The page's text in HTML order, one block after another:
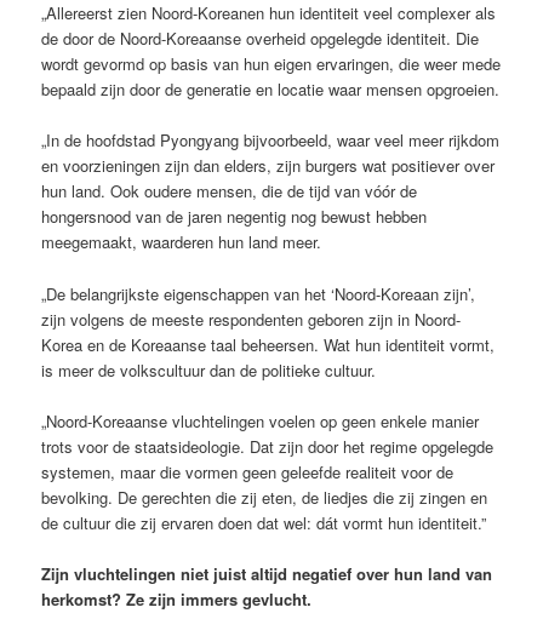
„Allereerst zien Noord-Koreanen hun identiteit veel complexer als
de door de Noord-Koreaanse overheid opgelegde identiteit. Die
wordt gevormd op basis van hun eigen ervaringen, die weer mede
bepaald zijn door de generatie en locatie waar mensen opgroeien.
„In de hoofdstad Pyongyang bijvoorbeeld, waar veel meer rijkdom
en voorzieningen zijn dan elders, zijn burgers wat positiever over
hun land. Ook oudere mensen, die de tijd van vóór de
hongersnood van de jaren negentig nog bewust hebben
meegemaakt, waarderen hun land meer.
„De belangrijkste eigenschappen van het ‘Noord-Koreaan zijn’,
zijn volgens de meeste respondenten geboren zijn in Noord-
Korea en de Koreaanse taal beheersen. Wat hun identiteit vormt,
is meer de volkscultuur dan de politieke cultuur.
„Noord-Koreaanse vluchtelingen voelen op geen enkele manier
trots voor de staatsideologie. Dat zijn door het regime opgelegde
systemen, maar die vormen geen geleefde realiteit voor de
bevolking. De gerechten die zij eten, de liedjes die zij zingen en
de cultuur die zij ervaren doen dat wel: dát vormt hun identiteit.”
Zijn vluchtelingen niet juist altijd negatief over hun land van
herkomst? Ze zijn immers gevlucht.